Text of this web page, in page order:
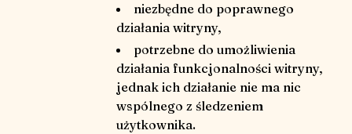
niezbędne do poprawnego
działania witryny,
potrzebne do umożliwienia
działania funkcjonalności witryny,
jednak ich działanie nie ma nic
wspólnego z śledzeniem
użytkownika.